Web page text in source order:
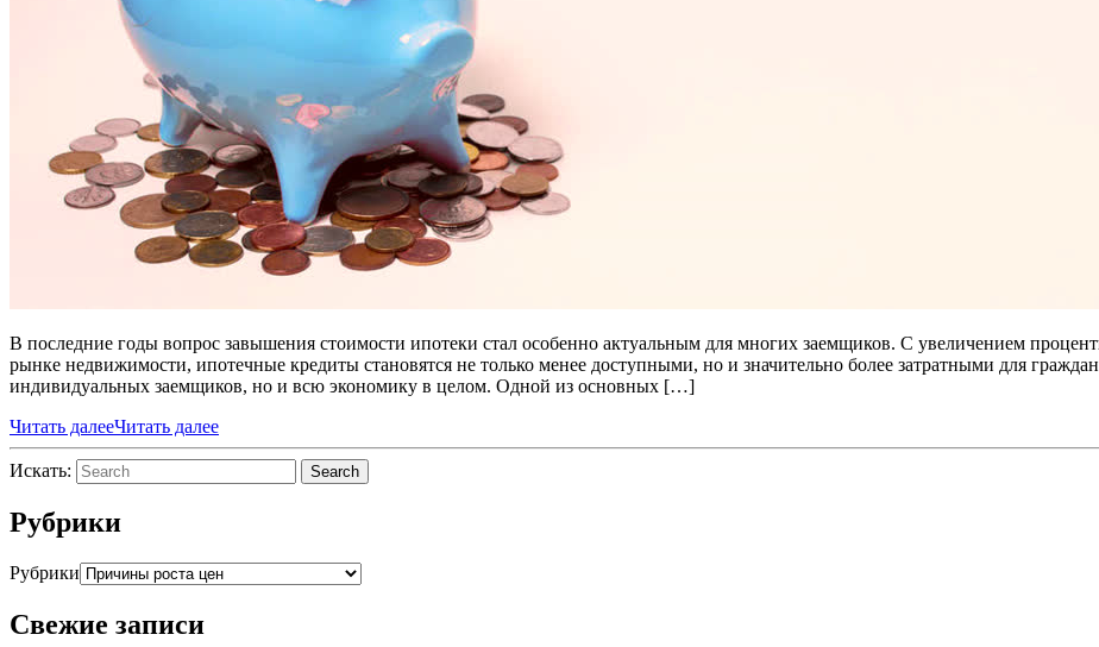
В последние годы вопрос завышения стоимости ипотеки стал особенно актуальным для многих заемщиков. С увеличением
рынке недвижимости, ипотечные кредиты становятся не только менее доступными, но и значительно более затратными для
индивидуальных заемщиков, но и всю экономику в целом. Одной из основных […]
Читать далееЧитать далее
Искать: Search
Рубрики
Рубрики
Свежие записи